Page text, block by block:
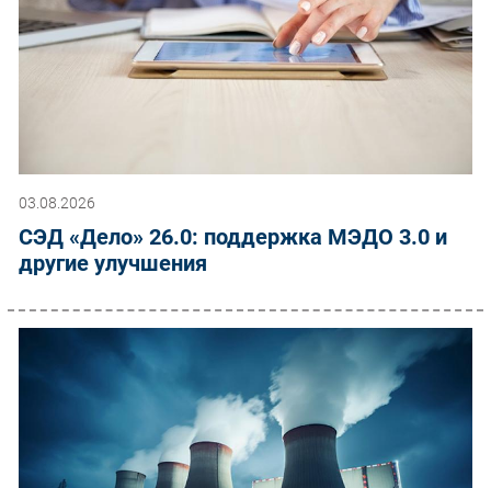
03.08.2026
СЭД «Дело» 26.0: поддержка МЭДО 3.0 и
другие улучшения